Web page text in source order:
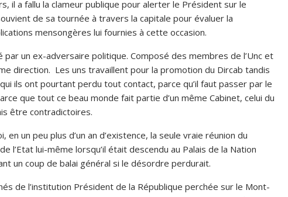
fallu la clameur publique pour alerter le Président sur le
de sa tournée à travers la capitale pour évaluer la
mensongères lui fournies à cette occasion.
un ex-adversaire politique. Composé des membres de l’Unc et
direction. Les uns travaillent pour la promotion du Dircab tandis
ils ont pourtant perdu tout contact, parce qu’il faut passer par le
que tout ce beau monde fait partie d’un même Cabinet, celui du
être contradictoires.
peu plus d’un an d’existence, la seule vraie réunion du
l’Etat lui-même lorsqu’il était descendu au Palais de la Nation
un coup de balai général si le désordre perdurait.
l’institution Président de la République perchée sur le Mont-